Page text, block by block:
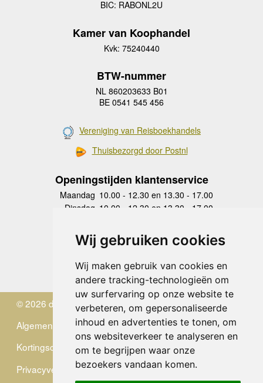
Wij gebruiken cookies
Wij maken gebruik van cookies en
andere tracking-technologieën om
uw surfervaring op onze website te
verbeteren, om gepersonaliseerde
inhoud en advertenties te tonen, om
ons websiteverkeer te analyseren en
om te begrijpen waar onze
bezoekers vandaan komen.
BIC: RABONL2U
Kamer van Koophandel
Kvk: 75240440
BTW-nummer
NL 860203633 B01
BE 0541 545 456
Vereniging van Reisboekhandels
Thuisbezorgd door Postnl
Openingstijden klantenservice
Maandag 10.00 - 12.30 en 13.30 - 17.00
Dinsdag 10.00 - 12.30 en 13.30 - 17.00
Donderdag
10.00 - 12.30 en 13.30 - 17.00
Vrijdag 10.00 - 12.30 en 13.30 - 17.00
Zaterdag
gesloten
Zondag gesloten
© 2026 de Zwerver
Algemene Voorwaarden
Kortingscode
Privacyverklaring